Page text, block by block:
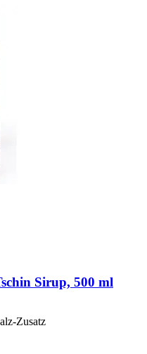
Sirup, 500 ml
Zusatz